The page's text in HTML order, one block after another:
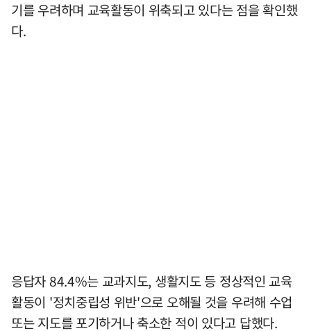
기를 우려하며 교육활동이 위축되고 있다는 점을 확인했
다.
응답자 84.4%는 교과지도, 생활지도 등 정상적인 교육
활동이 '정치중립성 위반'으로 오해될 것을 우려해 수업
또는 지도를 포기하거나 축소한 적이 있다고 답했다.